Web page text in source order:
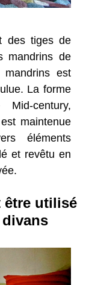
des tiges de
mandrins de
est
La forme
century,
maintenue
éléments
et revêtu en
être utilisé